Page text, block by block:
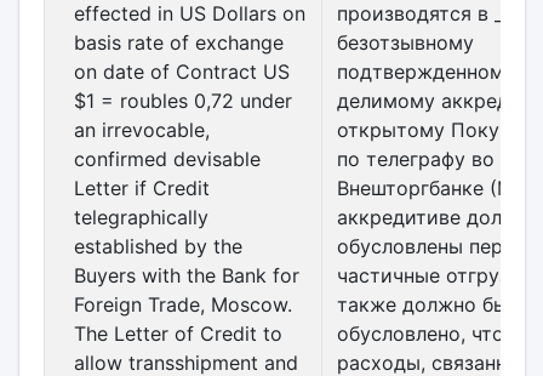
effected in US Dollars on
basis rate of exchange
on date of Contract US
$1 = roubles 0,72 under
an irrevocable,
confirmed devisable
Letter if Credit
telegraphically
established by the
Buyers with the Bank for
Foreign Trade, Moscow.
The Letter of Credit to
allow transshipment and
производятся в ____
безотзывному
подтвержденному
делимому
открытому
по телеграфу во
Внешторгбанке
аккредитиве
обусловлены
частичные отгрузки,
также должно быть
обусловлено, что все
расходы, связанные